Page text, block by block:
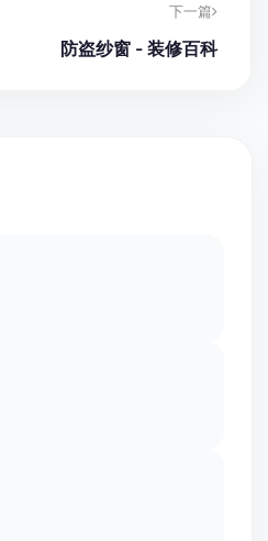
下一篇
防盗纱窗 - 装修百科